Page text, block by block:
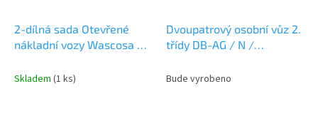
2-dílná sada Otevřené
nákladní vozy Wascosa /
6660140
Skladem (1 ks)
Dvoupatrový osobní vůz 2.
třídy DB-AG / N /
Bude vyrobeno